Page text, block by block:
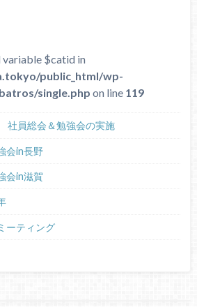
variable $catid in
public_html/wp-
single.php on line 119
員総会＆勉強会の実施
会in長野
会in滋賀
ーティング